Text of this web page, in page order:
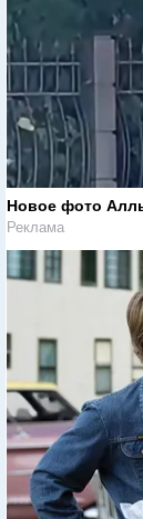
Новое фото
Реклама